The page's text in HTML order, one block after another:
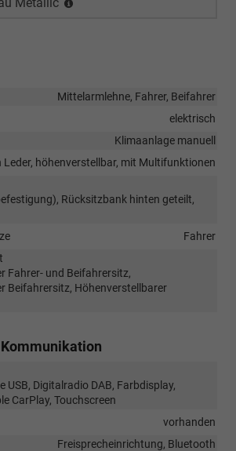
Mittelarmlehne, Fahrer, Beifahrer
elektrisch
Klimaanlage manuell
Leder, höhenverstellbar, mit Multifunktionen
Rücksitzbank hinten geteilt,
Fahrer
Fahrer- und Beifahrersitz,
Beifahrersitz, Höhenverstellbarer
USB, Digitalradio DAB, Farbdisplay,
CarPlay, Touchscreen
vorhanden
Freisprecheinrichtung, Bluetooth